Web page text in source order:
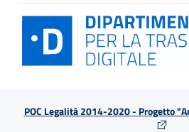
POC Legalità 2014-2020 - Progetto